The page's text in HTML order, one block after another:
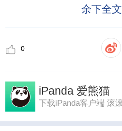
余下全文
0
iPanda 爱熊猫
下载iPanda客户端 滚